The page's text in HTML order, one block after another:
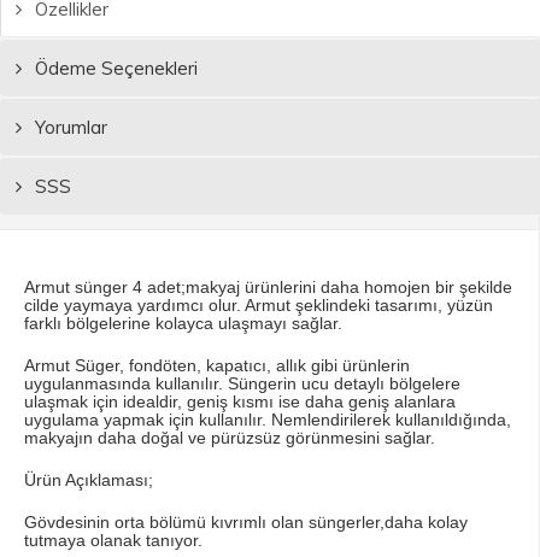
Özellikler
Ödeme Seçenekleri
Yorumlar
SSS
Armut sünger 4 adet;makyaj ürünlerini daha homojen bir şekilde
cilde yaymaya yardımcı olur. Armut şeklindeki tasarımı, yüzün
farklı bölgelerine kolayca ulaşmayı sağlar.
Armut Süger, fondöten, kapatıcı, allık gibi ürünlerin
uygulanmasında kullanılır. Süngerin ucu detaylı bölgelere
ulaşmak için idealdir, geniş kısmı ise daha geniş alanlara
uygulama yapmak için kullanılır. Nemlendirilerek kullanıldığında,
makyajın daha doğal ve pürüzsüz görünmesini sağlar.
Ürün Açıklaması;
Gövdesinin orta bölümü kıvrımlı olan süngerler,daha kolay
tutmaya olanak tanıyor.